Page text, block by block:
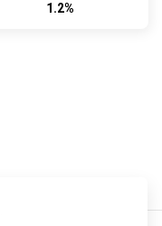
1.2%